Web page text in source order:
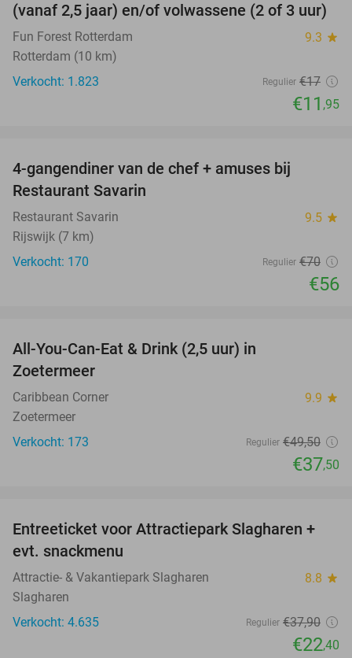
(vanaf 2,5 jaar) en/of volwassene (2 of 3 uur)
Fun Forest Rotterdam 9.3 star
Rotterdam (10 km)
Verkocht: 1.823
Regulier €17
€11 ,95
4-gangendiner van de chef + amuses bij
Restaurant Savarin
Restaurant Savarin 9.5 star
Rijswijk (7 km)
Verkocht: 170
Regulier €70
€56
All-You-Can-Eat & Drink (2,5 uur) in
Zoetermeer
Caribbean Corner 9.9 star
Zoetermeer
Verkocht: 173
Regulier €49,50
€37,50
41%
Entreeticket voor Attractiepark Slagharen +
evt. snackmenu
Attractie- & Vakantiepark Slagharen 8.8 star
Slagharen
Verkocht: 4.635
Regulier €37,90
€22,40